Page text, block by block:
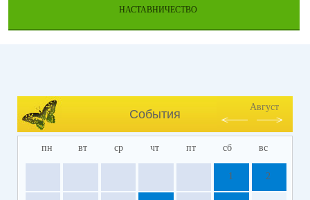
НАСТАВНИЧЕСТВО
События
Август
пн вт ср чт пт сб вс
1 2